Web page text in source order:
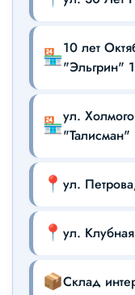
🏪10 лет
"Эльгрин"
🏪ул.
"Талисман"
📍 ул.
📍 ул.
📦Склад